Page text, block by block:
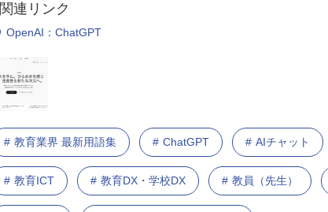
関連リンク
OpenAI：ChatGPT
教育業界 最新用語集 ChatGPT AIチャット
教育ICT 教育DX・学校DX 教員（先生）